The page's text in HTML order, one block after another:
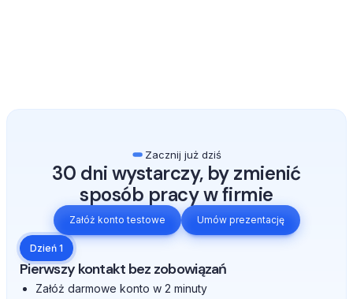
Zacznij już dziś
30 dni wystarczy, by zmienić
sposób pracy w firmie
Załóż konto testowe Umów prezentację
Dzień 1
Pierwszy kontakt bez zobowiązań
Załóż darmowe konto w 2 minuty